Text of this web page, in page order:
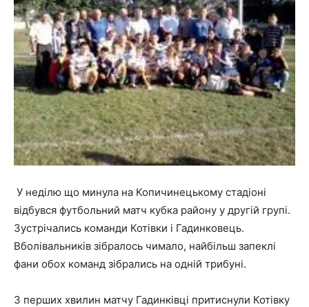
У неділю що минула на Копичинецькому стадіоні
відбувся футбольний матч кубка району у другій групі.
Зустрічались команди Котівки і Гадинковець.
Вболівальників зібралось чимало, найбільш запеклі
фани обох команд зібрались на одній трибуні.
З перших хвилин матчу Гадинківці притиснули Котівку